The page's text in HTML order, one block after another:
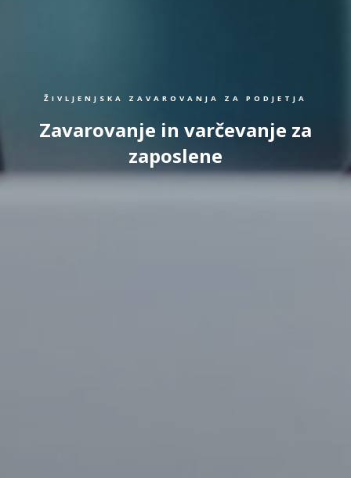
ŽIVLJENJSKA ZAVAROVANJA ZA PODJETJA
Zavarovanje in varčevanje za
zaposlene